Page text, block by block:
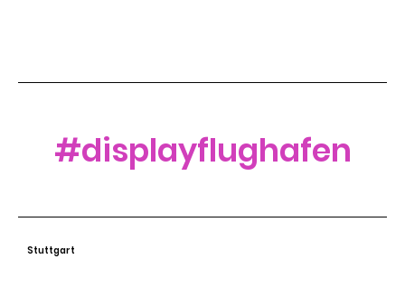
#displayflughafen
Stuttgart